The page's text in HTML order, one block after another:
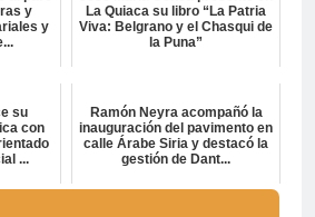
y
y
La Quiaca su libro “La Patria
Viva: Belgrano y el Chasqui de
la Puna”
su
con
...
Ramón Neyra acompañó la
inauguración del pavimento en
calle Árabe Siria y destacó la
gestión de Dant...